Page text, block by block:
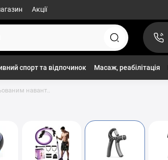
Акції
спорт та відпочинок Масаж, реабілітація
навант..